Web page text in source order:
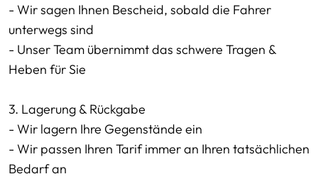
- Wir sagen Ihnen Bescheid, sobald die Fahrer
unterwegs sind
- Unser Team übernimmt das schwere Tragen &
Heben für Sie
3. Lagerung & Rückgabe
- Wir lagern Ihre Gegenstände ein
- Wir passen Ihren Tarif immer an Ihren tatsächlichen
Bedarf an